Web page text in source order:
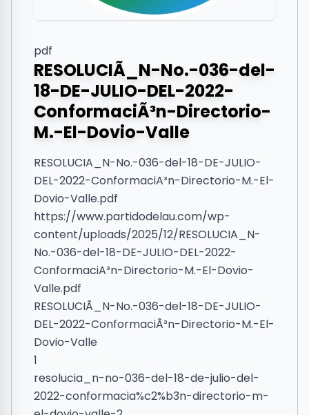
pdf
RESOLUCIÃ_N-No.-036-del-
18-DE-JULIO-DEL-2022-
ConformaciÃ³n-Directorio-
M.-El-Dovio-Valle
RESOLUCIA_N-No.-036-del-18-DE-JULIO-
DEL-2022-ConformaciA³n-Directorio-M.-El-
Dovio-Valle.pdf
https://www.partidodelau.com/wp-
content/uploads/2025/12/RESOLUCIA_N-
No.-036-del-18-DE-JULIO-DEL-2022-
ConformaciA³n-Directorio-M.-El-Dovio-
Valle.pdf
RESOLUCIÃ_N-No.-036-del-18-DE-JULIO-
DEL-2022-ConformaciÃ³n-Directorio-M.-El-
Dovio-Valle
1
resolucia_n-no-036-del-18-de-julio-del-
2022-conformacia%c2%b3n-directorio-m-